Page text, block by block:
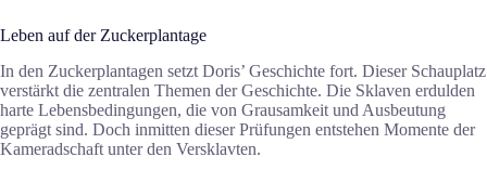
Leben auf der Zuckerplantage
In den Zuckerplantagen setzt Doris’ Geschichte fort. Dieser Schauplatz
verstärkt die zentralen Themen der Geschichte. Die Sklaven erdulden
harte Lebensbedingungen, die von Grausamkeit und Ausbeutung
geprägt sind. Doch inmitten dieser Prüfungen entstehen Momente der
Kameradschaft unter den Versklavten.